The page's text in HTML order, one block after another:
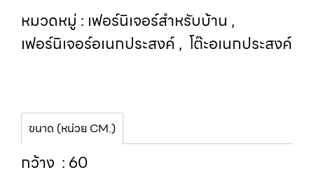
หมวดหมู่ : เฟอร์นิเจอร์สำหรับบ้าน ,
เฟอร์นิเจอร์อเนกประสงค์ , โต๊ะอเนกประสงค์
ขนาด (หน่วย CM.)
กว้าง : 60